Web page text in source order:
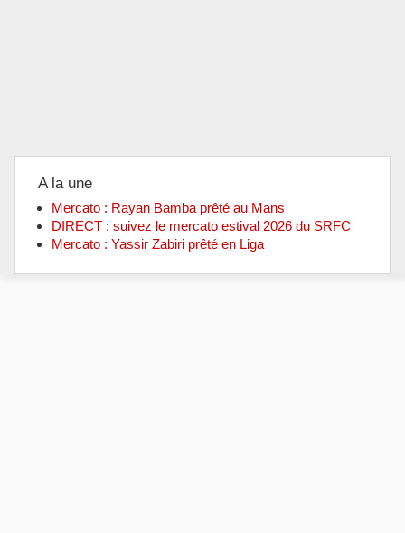
A la une
Mercato : Rayan Bamba prêté au Mans
DIRECT : suivez le mercato estival 2026 du SRFC
Mercato : Yassir Zabiri prêté en Liga